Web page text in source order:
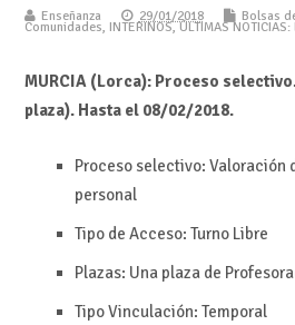
Enseñanza 29/01/2018 Bolsas
Comunidades, INTERINOS,ÚLTIMAS NOTICIAS:
MURCIA (Lorca): Proceso
plaza). Hasta el 08/02/2018.
Proceso selectivo: Valoración
personal
Tipo de Acceso: Turno Libre
Plazas: Una plaza de
Tipo Vinculación: Temporal